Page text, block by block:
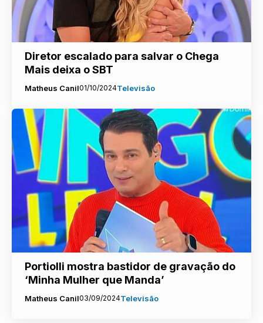
Diretor escalado para salvar o Chega
Mais deixa o SBT
Matheus Canil01/10/2024Televisão
Portiolli mostra bastidor de gravação do
‘Minha Mulher que Manda’
Matheus Canil03/09/2024Televisão